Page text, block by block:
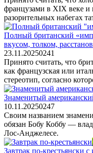
французами в XIX веке и
разорительных набегах
Полный британский
вкусом, толком,
23.11.20250241
Принято считать, что
как французская или
стереотип, согласно
Знаменитый
10.11.20250247
Своим названием
обязан Бобу Коббу —
Лос-Анджелесе.
Завтрак по-крестьянски